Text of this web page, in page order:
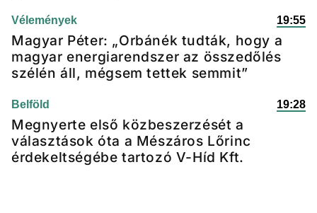
Vélemények 19:55
Magyar Péter: „Orbánék tudták, hogy a
magyar energiarendszer az összedőlés
szélén áll, mégsem tettek semmit”
Belföld 19:28
Megnyerte első közbeszerzését a
választások óta a Mészáros Lőrinc
érdekeltségébe tartozó V-Híd Kft.